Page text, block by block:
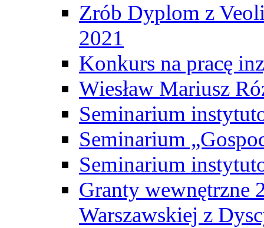
Zrób Dyplom z
2021
Konkurs na pracę
Wiesław Mariusz
Seminarium
Seminarium
Seminarium
Granty wewnętrzne
Warszawskiej z